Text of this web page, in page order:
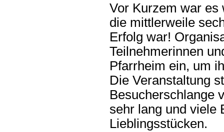
Vor Kurzem war es
die mittlerweile
Erfolg war!
Teilnehmerinnen
Pfarrheim ein, um
Die Veranstaltung
Besucherschlange
sehr lang und viele
Lieblingsstücken.